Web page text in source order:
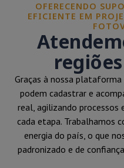
OFERECENDO
EFICIENTE EM
Graças à nossa
podem cadastrar e
real, agilizando processos
cada etapa. Trabalhamos
energia do país, o que
padronizado e de